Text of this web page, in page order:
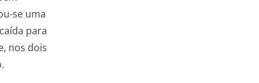
se uma
para
nos dois